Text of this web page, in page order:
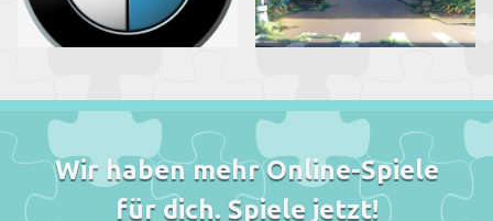
Wir haben mehr Online-Spiele
für dich. Spiele jetzt!